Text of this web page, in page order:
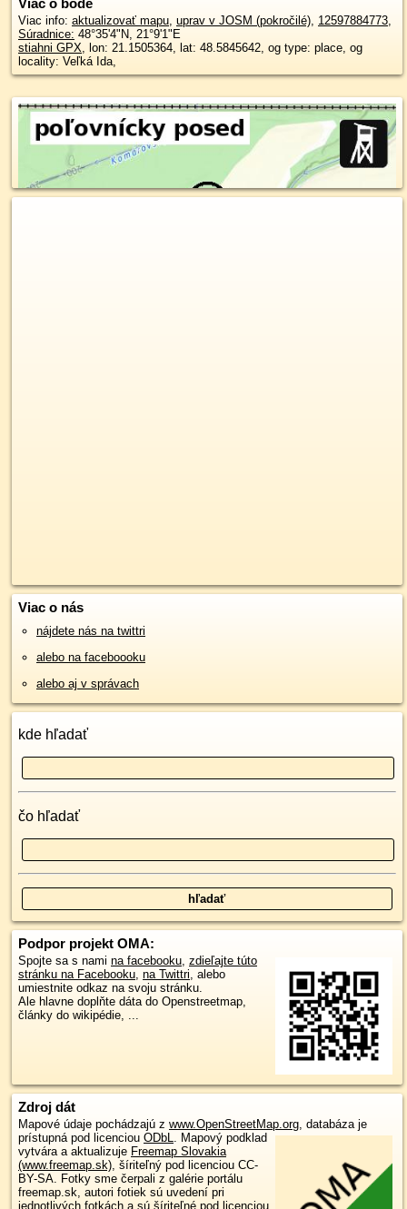
Viac o bode
Viac info: aktualizovať mapu, uprav v JOSM (pokročilé), 12597884773,
Súradnice: 48°35'4"N, 21°9'1"E
stiahni GPX, lon: 21.1505364, lat: 48.5845642, og type: place, og
locality: Veľká Ida,
Viac o nás
nájdete nás na twittri
alebo na faceboooku
alebo aj v správach
kde hľadať
čo hľadať
Podpor projekt OMA:
Spojte sa s nami na facebooku, zdieľajte túto
stránku na Facebooku, na Twittri, alebo
umiestnite odkaz na svoju stránku.
Ale hlavne doplňte dáta do Openstreetmap,
články do wikipédie, ...
Zdroj dát
Mapové údaje pochádzajú z www.OpenStreetMap.org, databáza je
prístupná pod licenciou ODbL. Mapový podklad
vytvára a aktualizuje Freemap Slovakia
(www.freemap.sk), šíriteľný pod licenciou CC-
BY-SA. Fotky sme čerpali z galérie portálu
freemap.sk, autori fotiek sú uvedení pri
jednotlivých fotkách a sú šíriteľné pod licenciou